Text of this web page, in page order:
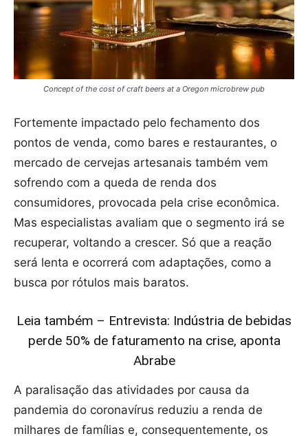
Concept of the cost of craft beers at a Oregon microbrew pub
Fortemente impactado pelo fechamento dos
pontos de venda, como bares e restaurantes, o
mercado de cervejas artesanais também vem
sofrendo com a queda de renda dos
consumidores, provocada pela crise econômica.
Mas especialistas avaliam que o segmento irá se
recuperar, voltando a crescer. Só que a reação
será lenta e ocorrerá com adaptações, como a
busca por rótulos mais baratos.
Leia também – Entrevista: Indústria de bebidas
perde 50% de faturamento na crise, aponta
Abrabe
A paralisação das atividades por causa da
pandemia do coronavírus reduziu a renda de
milhares de famílias e, consequentemente, os